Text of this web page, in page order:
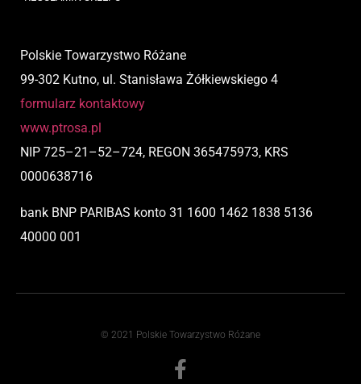
Polskie Towarzystwo Różane
99-302 Kutno, ul. Stanisława Żółkiewskiego 4
formularz kontaktowy
www.ptrosa.pl
NIP 725–21 –52–724, REGON 365475973, KRS
0000638716
bank BNP PARIBAS konto 31 1600 1462 1838 5136
40000 001
© 2021 Polskie Towarzystwo Różane